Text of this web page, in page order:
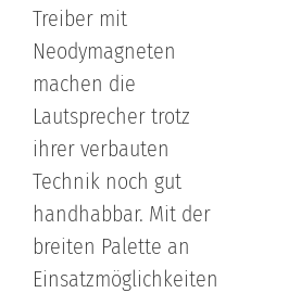
Treiber mit
Neodymagneten
machen die
Lautsprecher trotz
ihrer verbauten
Technik noch gut
handhabbar. Mit der
breiten Palette an
Einsatzmöglichkeiten